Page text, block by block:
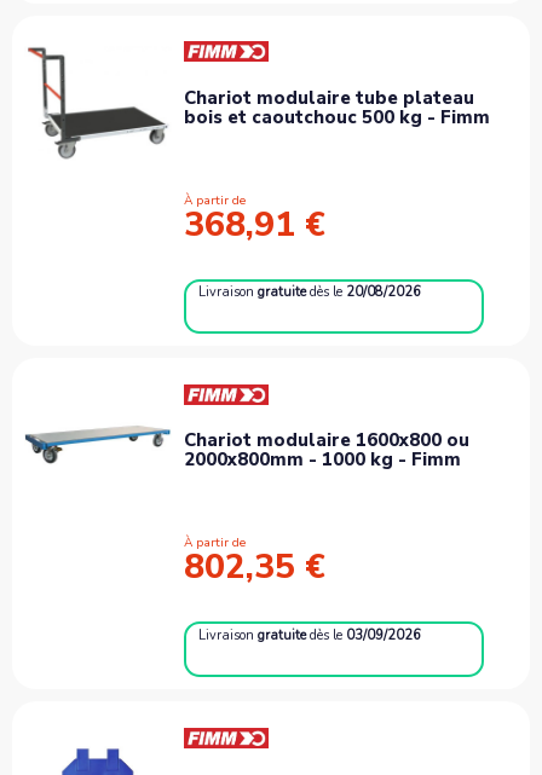
Chariot modulaire tube plateau
bois et caoutchouc 500 kg - Fimm
À partir de
368,91 €
Livraisongratuite dès le 20/08/2026
Chariot modulaire 1600x800 ou
2000x800mm - 1000 kg - Fimm
À partir de
802,35 €
Livraisongratuite dès le 03/09/2026